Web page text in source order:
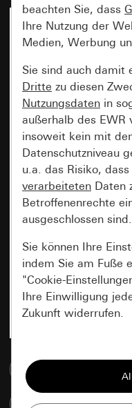
beachten Sie, dass
Ihre Nutzung der
Medien, Werbung
Sie sind auch damit
Dritte zu diesen
Nutzungsdaten in
außerhalb des EWR
insoweit kein mit
Datenschutzniveau
u.a. das Risiko,
verarbeiteten Daten
Betroffenenrechte
ausgeschlossen sind.
Sie können Ihre
indem Sie am Fuße
"Cookie-
Ihre Einwilligung
Zukunft widerrufen.
Alle Cookies, die
Seite anzeigen zu